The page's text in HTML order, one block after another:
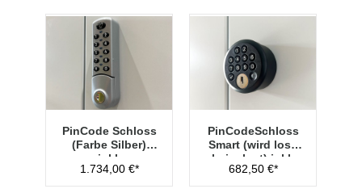
PinCode Schloss
(Farbe Silber)
inkl.
Hauptschlüssel
Typ 1
1.734,00 €*
PinCodeSchloss
Smart (wird lose
beigelegt) inkl.
Managementschl
üssel
682,50 €*